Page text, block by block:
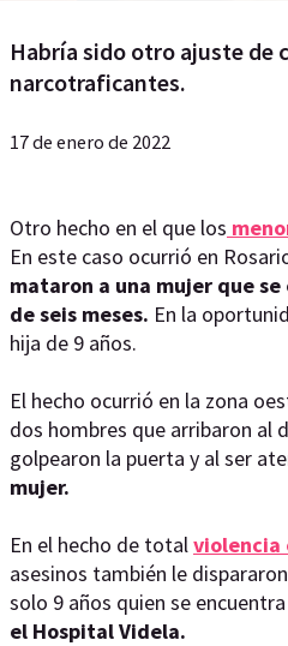
Habría sido otro ajuste de
narcotraficantes.
17 de enero de 2022
Otro hecho en el que los
En este caso ocurrió en
mataron a una mujer que
de seis meses. En la
hija de 9 años.
El hecho ocurrió en la zona
dos hombres que arribaron al
golpearon la puerta y al ser
mujer.
En el hecho de totalviolencia
asesinos también le
solo 9 años quien se encuentra
el Hospital Videla.